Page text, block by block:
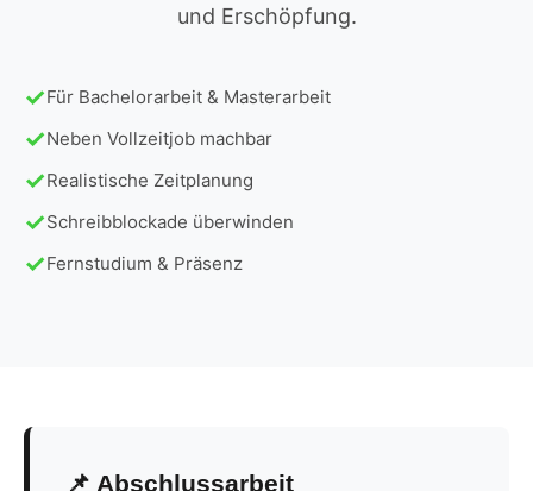
und Erschöpfung.
Für Bachelorarbeit & Masterarbeit
Neben Vollzeitjob machbar
Realistische Zeitplanung
Schreibblockade überwinden
Fernstudium & Präsenz
📌 Abschlussarbeit